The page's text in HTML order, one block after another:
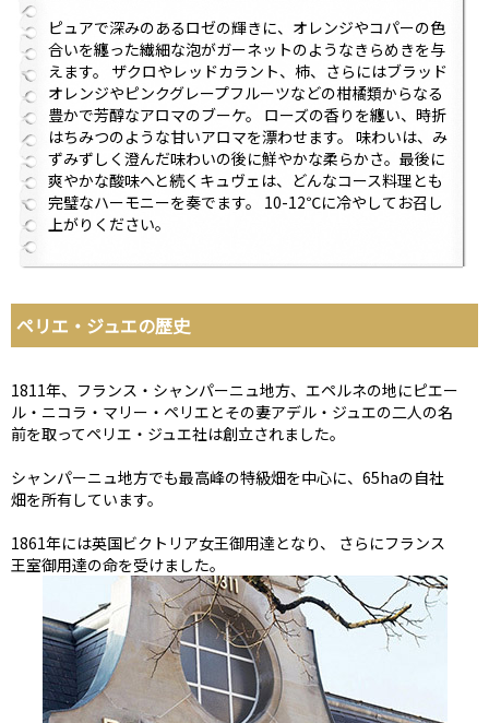
ピュアで深みのあるロゼの輝きに、オレンジやコパーの色
合いを纏った繊細な泡がガーネットのようなきらめきを与
えます。 ザクロやレッドカラント、柿、さらにはブラッド
オレンジやピンクグレープフルーツなどの柑橘類からなる
豊かで芳醇なアロマのブーケ。 ローズの香りを纏い、時折
はちみつのような甘いアロマを漂わせます。 味わいは、み
ずみずしく澄んだ味わいの後に鮮やかな柔らかさ。最後に
爽やかな酸味へと続くキュヴェは、どんなコース料理とも
完璧なハーモニーを奏でます。 10-12℃に冷やしてお召し
上がりください。
ペリエ・ジュエの歴史
1811年、フランス・シャンパーニュ地方、エペルネの地にピエー
ル・ニコラ・マリー・ペリエとその妻アデル・ジュエの二人の名
前を取ってペリエ・ジュエ社は創立されました。
シャンパーニュ地方でも最高峰の特級畑を中心に、65haの自社
畑を所有しています。
1861年には英国ビクトリア女王御用達となり、 さらにフランス
王室御用達の命を受けました。